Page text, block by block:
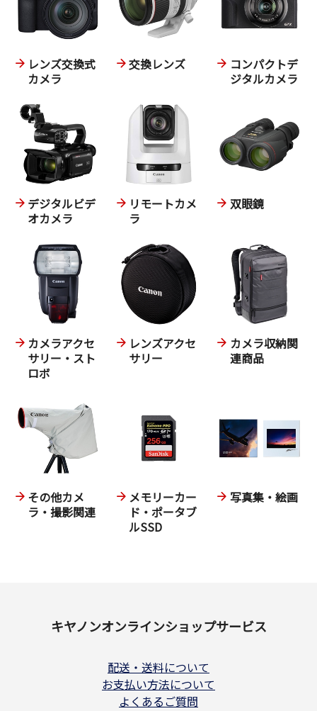
レンズ交換式
カメラ
交換レンズ
コンパクトデ
ジタルカメラ
デジタルビデ
オカメラ
リモートカメ
ラ
双眼鏡
カメラアクセ
サリー・スト
ロボ
レンズアクセ
サリー
カメラ収納関
連商品
その他カメ
ラ・撮影関連
メモリーカー
ド・ポータブ
ルSSD
写真集・絵画
キヤノンオンラインショップサービス
配送・送料について
お支払い方法について
よくあるご質問